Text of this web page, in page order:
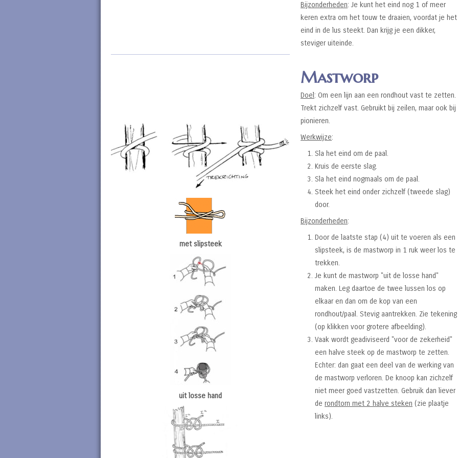
met slipsteek
uit losse hand
Bijzonderheden: Je kunt het eind nog 1 of meer
keren extra om het touw te draaien, voordat je het
eind in de lus steekt. Dan krijg je een dikker,
steviger uiteinde.
Mastworp
Doel: Om een lijn aan een rondhout vast te zetten.
Trekt zichzelf vast. Gebruikt bij zeilen, maar ook bij
pionieren.
Werkwijze:
Sla het eind om de paal.
Kruis de eerste slag.
Sla het eind nogmaals om de paal.
Steek het eind onder zichzelf (tweede slag)
door.
Bijzonderheden:
Door de laatste stap (4) uit te voeren als een
slipsteek, is de mastworp in 1 ruk weer los te
trekken.
Je kunt de mastworp "uit de losse hand"
maken. Leg daartoe de twee lussen los op
elkaar en dan om de kop van een
rondhout/paal. Stevig aantrekken. Zie tekening
(op klikken voor grotere afbeelding).
Vaak wordt geadiviseerd "voor de zekerheid"
een halve steek op de mastworp te zetten.
Echter: dan gaat een deel van de werking van
de mastworp verloren. De knoop kan zichzelf
niet meer goed vastzetten. Gebruik dan liever
de rondtorn met 2 halve steken (zie plaatje
links).